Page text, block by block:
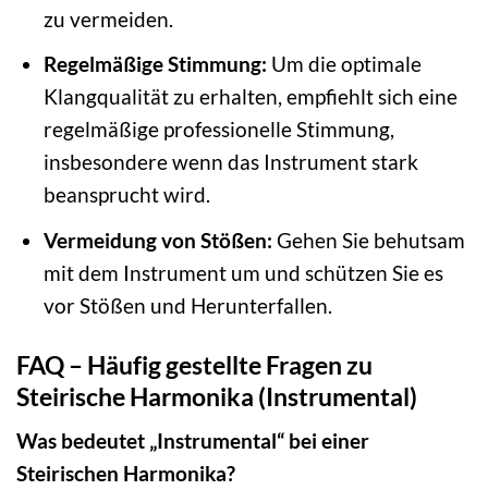
zu vermeiden.
Regelmäßige Stimmung: Um die optimale
Klangqualität zu erhalten, empfiehlt sich eine
regelmäßige professionelle Stimmung,
insbesondere wenn das Instrument stark
beansprucht wird.
Vermeidung von Stößen: Gehen Sie behutsam
mit dem Instrument um und schützen Sie es
vor Stößen und Herunterfallen.
FAQ – Häufig gestellte Fragen zu
Steirische Harmonika (Instrumental)
Was bedeutet „Instrumental“ bei einer
Steirischen Harmonika?